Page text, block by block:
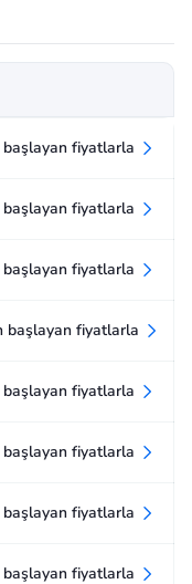
fiyatlarla
fiyatlarla
fiyatlarla
başlayan fiyatlarla
fiyatlarla
fiyatlarla
fiyatlarla
fiyatlarla